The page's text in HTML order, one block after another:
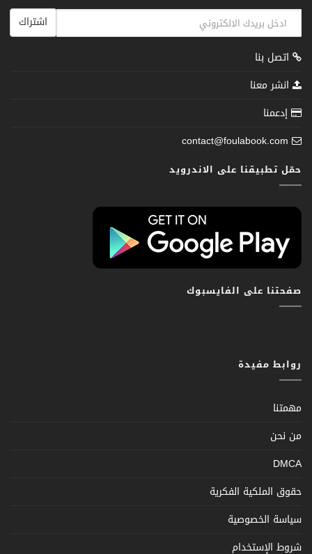
اشتراك
اتصل بنا
انشر معنا
إدعمنا
contact@foulabook.com
حمّل تطبيقنا على الاندرويد
صفحتنا على الفايسبوك
روابط مفيدة
مهمتنا
من نحن
DMCA
حقوق الملكية الفكرية
سياسة الخصوصية
شروط الإستخدام